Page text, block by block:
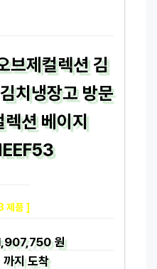
브제컬렉션 김
치냉장고 방문
렉션 베이지
제품 ]
원
까지도착